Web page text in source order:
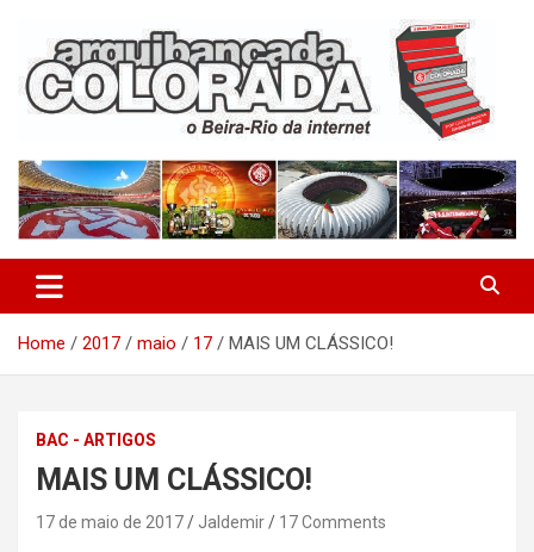
content
Arquibancada Colorada
Home 2017 maio 17 MAIS UM CLÁSSICO!
BAC - ARTIGOS
MAIS UM CLÁSSICO!
17 de maio de 2017 Jaldemir 17 Comments